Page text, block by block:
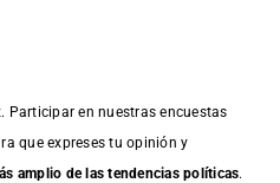
Participar en nuestras encuestas
que expreses tu opinión y
amplio de las tendencias políticas.